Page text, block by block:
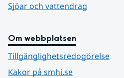
Sjöar och vattendrag
Om webbplatsen
Tillgänglighetsredogörelse
Kakor på smhi.se